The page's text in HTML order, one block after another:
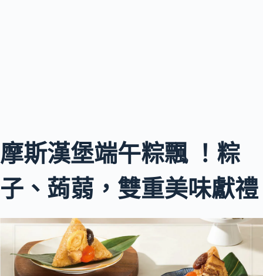
摩斯漢堡端午粽飄 ！粽
子、蒟蒻，雙重美味獻禮